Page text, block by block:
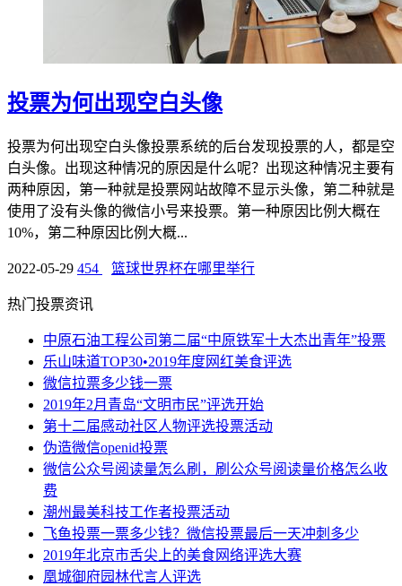
投票为何出现空白头像
投票为何出现空白头像投票系统的后台发现投票的人，都是空
白头像。出现这种情况的原因是什么呢？出现这种情况主要有
两种原因，第一种就是投票网站故障不显示头像，第二种就是
使用了没有头像的微信小号来投票。第一种原因比例大概在
10%，第二种原因比例大概...
2022-05-29 454 篮球世界杯在哪里举行
热门投票资讯
中原石油工程公司第二届“中原铁军十大杰出青年”投票
乐山味道TOP30•2019年度网红美食评选
微信拉票多少钱一票
2019年2月青岛“文明市民”评选开始
第十二届感动社区人物评选投票活动
伪造微信openid投票
微信公众号阅读量怎么刷，刷公众号阅读量价格怎么收
费
潮州最美科技工作者投票活动
飞鱼投票一票多少钱？微信投票最后一天冲刺多少
2019年北京市舌尖上的美食网络评选大赛
凰城御府园林代言人评选